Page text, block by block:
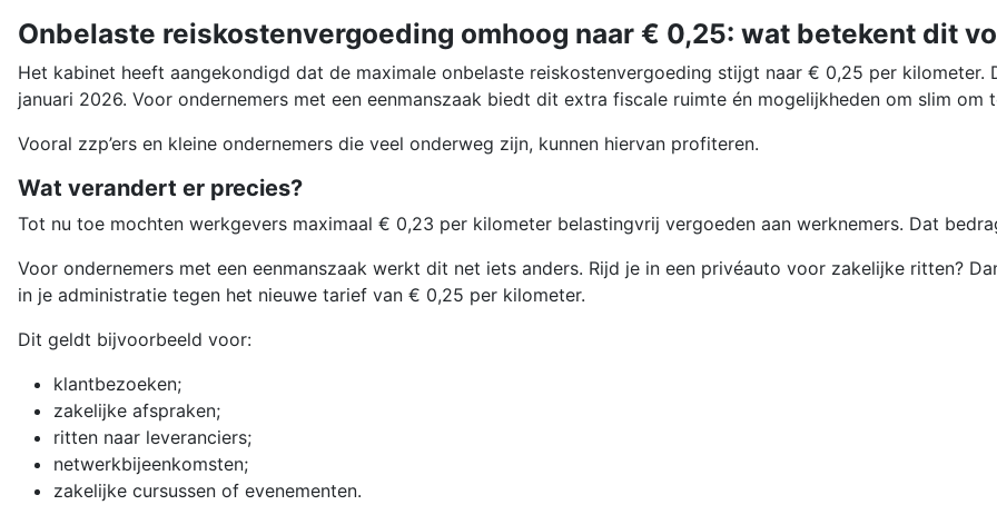
Onbelaste reiskostenvergoeding omhoog naar € 0,25: wat betekent dit
Het kabinet heeft aangekondigd dat de maximale onbelaste reiskostenvergoeding stijgt naar € 0,25 per
januari 2026. Voor ondernemers met een eenmanszaak biedt dit extra fiscale ruimte én mogelijkheden om slim om
Vooral zzp’ers en kleine ondernemers die veel onderweg zijn, kunnen hiervan profiteren.
Wat verandert er precies?
Tot nu toe mochten werkgevers maximaal € 0,23 per kilometer belastingvrij vergoeden aan werknemers. Dat
Voor ondernemers met een eenmanszaak werkt dit net iets anders. Rijd je in een privéauto voor zakelijke ritten?
in je administratie tegen het nieuwe tarief van € 0,25 per kilometer.
Dit geldt bijvoorbeeld voor:
klantbezoeken;
zakelijke afspraken;
ritten naar leveranciers;
netwerkbijeenkomsten;
zakelijke cursussen of evenementen.